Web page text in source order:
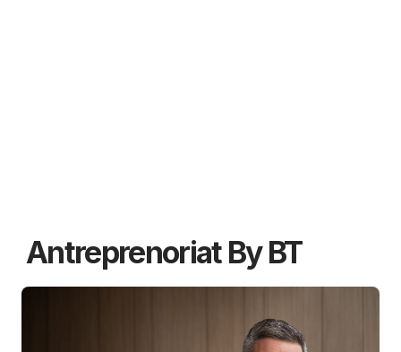
Antreprenoriat By BT